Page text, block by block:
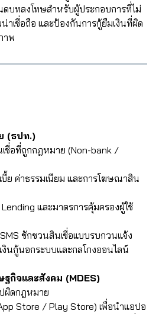
บทลงโทษสำหรับผู้ประกอบการที่ไม่
าเชื่อถือ และป้องกันการกู้ยืมเงินที่ผิด
าพ
(ธปท.)
เชื่อที่ถูกกฎหมาย (Non-bank /
ย ค่าธรรมเนียม และการโฆษณาสิน
และมาตรการคุ้มครองผู้ใช้
ชักชวนสินเชื่อแบบรบกวนแจ้ง
งินกู้นอกระบบและกลโกงออนไลน์
ฐกิจและสังคม (MDES)
ผิดกฎหมาย
Store / Play Store) เพื่อนำแอปอ